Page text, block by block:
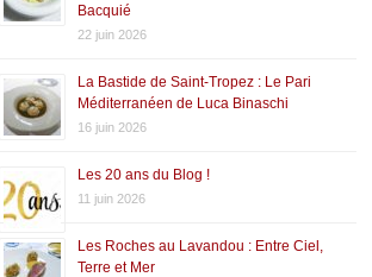
Bacquié
22 juin 2026
La Bastide de Saint-Tropez : Le Pari
Méditerranéen de Luca Binaschi
16 juin 2026
Les 20 ans du Blog !
11 juin 2026
Les Roches au Lavandou : Entre Ciel,
Terre et Mer